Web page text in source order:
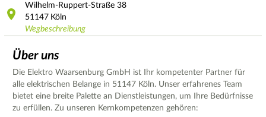
Wilhelm-Ruppert-Straße 38
51147 Köln
Wegbeschreibung
Über uns
Die Elektro Waarsenburg GmbH ist Ihr kompetenter Partner für
alle elektrischen Belange in 51147 Köln. Unser erfahrenes Team
bietet eine breite Palette an Dienstleistungen, um Ihre Bedürfnisse
zu erfüllen. Zu unseren Kernkompetenzen gehören: